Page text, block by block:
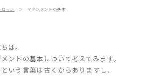
セージ ＞ マネジメントの基本
は。
ントの基本について考えてみます。
いう言葉は古くからありますし、